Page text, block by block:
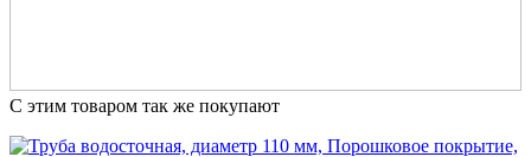
С этим товаром так же покупают